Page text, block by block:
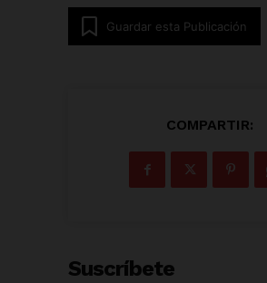
Guardar esta Publicación
COMPARTIR:
Suscríbete